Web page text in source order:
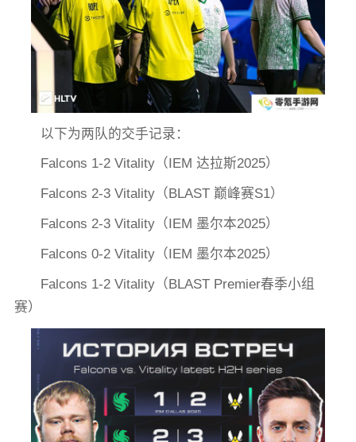
以下为两队的交手记录：
Falcons 1-2 Vitality（IEM 达拉斯2025）
Falcons 2-3 Vitality（BLAST 巅峰赛S1）
Falcons 2-3 Vitality（IEM 墨尔本2025）
Falcons 0-2 Vitality（IEM 墨尔本2025）
Falcons 1-2 Vitality（BLAST Premier春季小组
赛）